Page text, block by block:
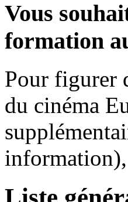
Vous
formation
Pour figurer
du cinéma